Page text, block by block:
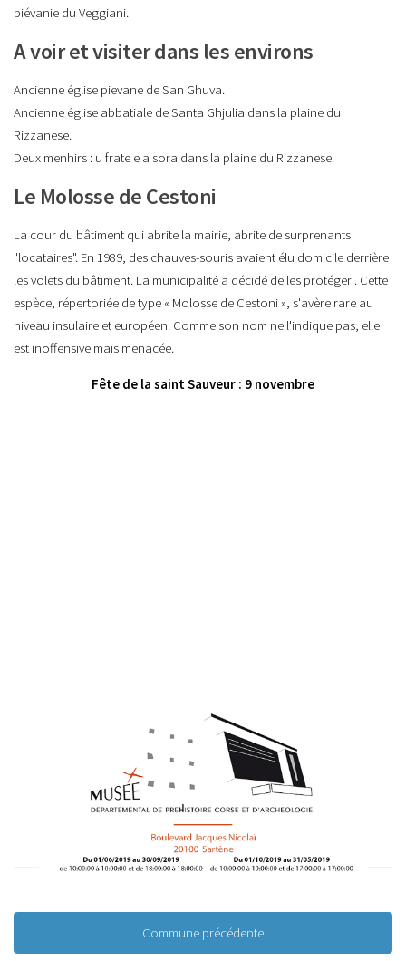
piévanie du Veggiani.
A voir et visiter dans les environs
Ancienne église pievane de San Ghuva.
Ancienne église abbatiale de Santa Ghjulia dans la plaine du
Rizzanese.
Deux menhirs : u frate e a sora dans la plaine du Rizzanese.
Le Molosse de Cestoni
La cour du bâtiment qui abrite la mairie, abrite de surprenants
"locataires". En 1989, des chauves-souris avaient élu domicile derrière
les volets du bâtiment. La municipalité a décidé de les protéger . Cette
espèce, répertoriée de type « Molosse de Cestoni », s'avère rare au
niveau insulaire et européen. Comme son nom ne l'indique pas, elle
est inoffensive mais menacée.
Fête de la saint Sauveur : 9 novembre
Commune précédente